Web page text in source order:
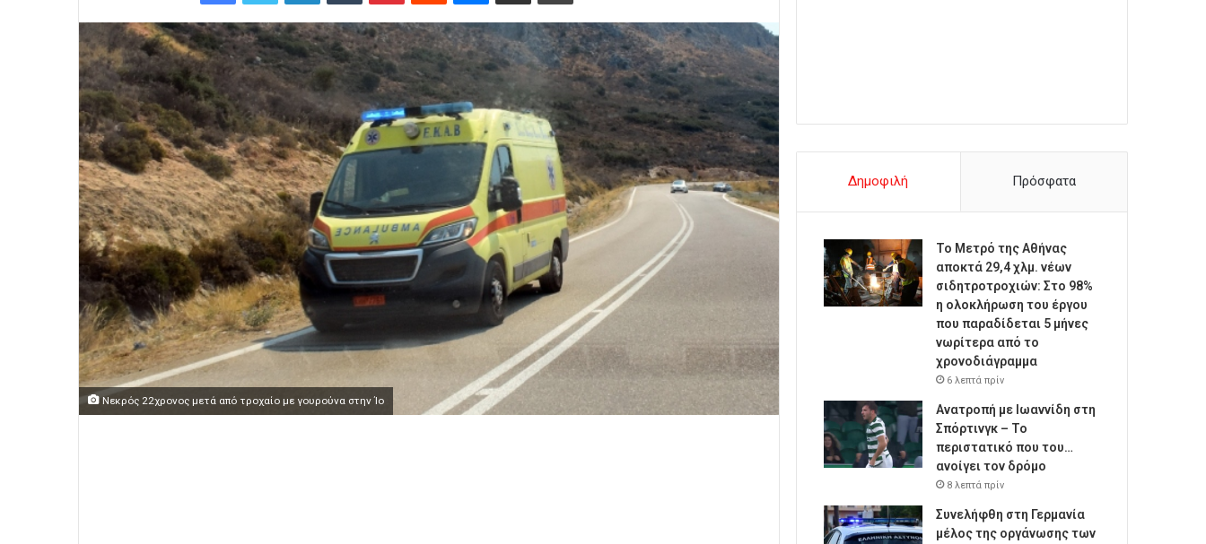
Νεκρός 22χρονος μετά από τροχαίο με γουρούνα στην Ίο
Δημοφιλή Πρόσφατα
Το Μετρό της Αθήνας
αποκτά 29,4 χλμ. νέων
σιδητροτροχιών: Στο 98%
η ολοκλήρωση του έργου
που παραδίδεται 5 μήνες
νωρίτερα από το
χρονοδιάγραμμα
6 λεπτά πρίν
Ανατροπή με Ιωαννίδη στη
Σπόρτινγκ – Το
περιστατικό που του…
ανοίγει τον δρόμο
8 λεπτά πρίν
Συνελήφθη στη Γερμανία
μέλος της οργάνωσης των